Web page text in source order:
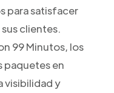
para satisfacer
clientes.
99 Minutos, los
paquetes en
visibilidad y